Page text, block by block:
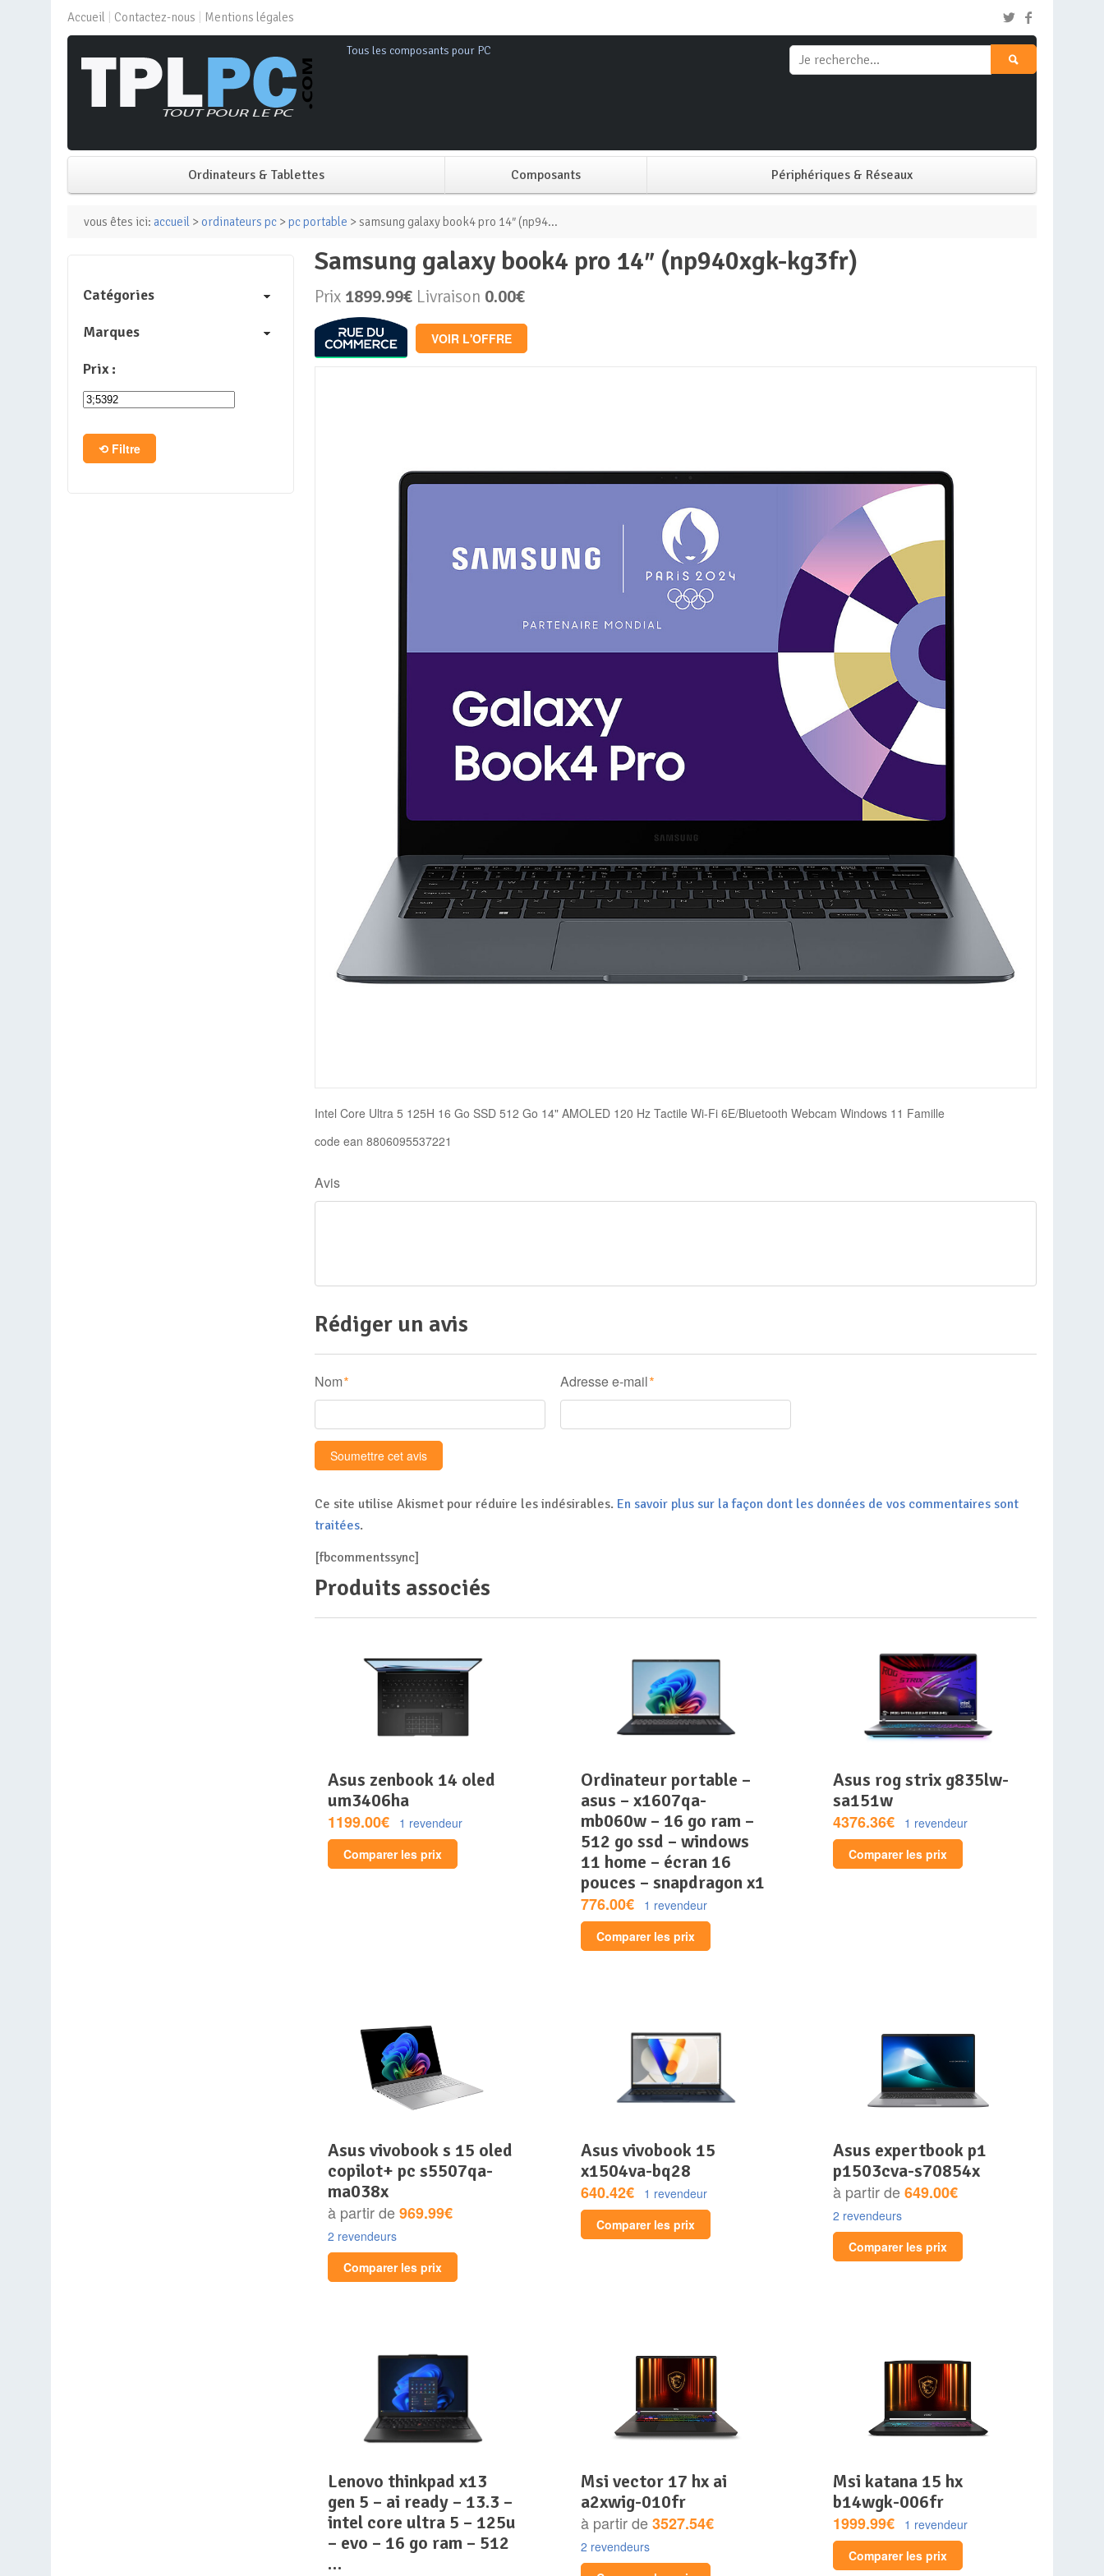
Accueil Contactez-nous Mentions légales
Tous les composants pour PC
Ordinateurs & Tablettes
PC de bureau
Mini PC
PC Tout-en-un
Tablettes
Composants
Alimentation PC
Boitier PC
Carte graphique
Carte mère
Périphériques & Réseaux
vous êtes ici: accueil > ordinateurs pc > pc portable > samsung galaxy book4 pro 14″ (np94...
samsung galaxy book4 pro 14″ (np940xgk-kg3fr)
Prix 1899.99€ Livraison 0.00€
VOIR L'OFFRE
Intel Core Ultra 5 125H 16 Go SSD 512 Go 14" AMOLED 120 Hz Tactile Wi-Fi 6E/Bluetooth Webcam Windows 11 Famille
code ean 8806095537221
Avis
Rédiger un avis
Nom * Adresse e-mail *
Ce site utilise Akismet pour réduire les indésirables. En savoir plus sur la façon dont les données de vos commentaires sont
traitées.
[fbcommentssync]
Produits associés
asus zenbook 14 oled
um3406ha
1199.00€
1 revendeur
Comparer les prix
ordinateur portable –
asus – x1607qa-
mb060w – 16 go ram –
512 go ssd – windows
11 home – écran 16
pouces – snapdragon x1
776.00€
1 revendeur
Comparer les prix
asus rog strix g835lw-
sa151w
4376.36€
1 revendeur
Comparer les prix
asus vivobook s 15 oled
copilot+ pc s5507qa-
ma038x
à partir de969.99€
2 revendeurs
Comparer les prix
asus vivobook 15
x1504va-bq28
640.42€
1 revendeur
Comparer les prix
asus expertbook p1
p1503cva-s70854x
à partir de649.00€
2 revendeurs
Comparer les prix
lenovo thinkpad x13
gen 5 – ai ready – 13.3 –
intel core ultra 5 – 125u
– evo – 16 go ram – 512
…
msi vector 17 hx ai
a2xwig-010fr
à partir de3527.54€
2 revendeurs
msi katana 15 hx
b14wgk-006fr
1999.99€
1 revendeur
Comparer les prix
Catégories
Marques
Prix :
Filtre